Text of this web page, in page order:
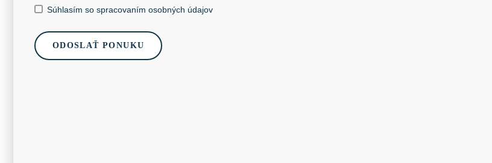
Súhlasím so spracovaním osobných údajov
ODOSLAŤ PONUKU